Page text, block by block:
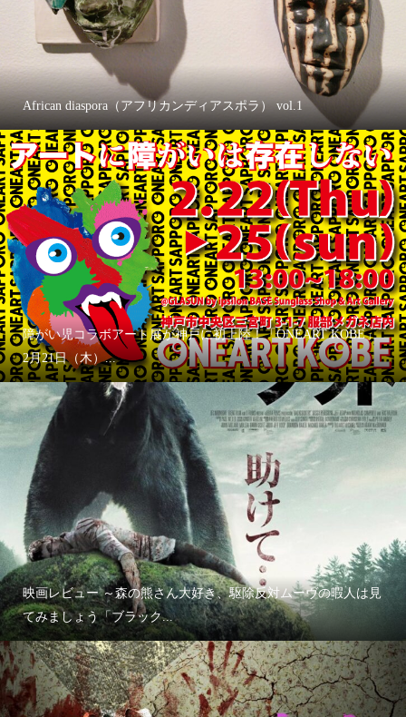
African diaspora（アフリカンディアスポラ） vol.1
障がい児コラボアート展が神戸に初上陸！「ONEART KOBE」
2月21日（木）...
映画レビュー ～森の熊さん大好き、駆除反対ムーヴの暇人は見
てみましょう「ブラック...